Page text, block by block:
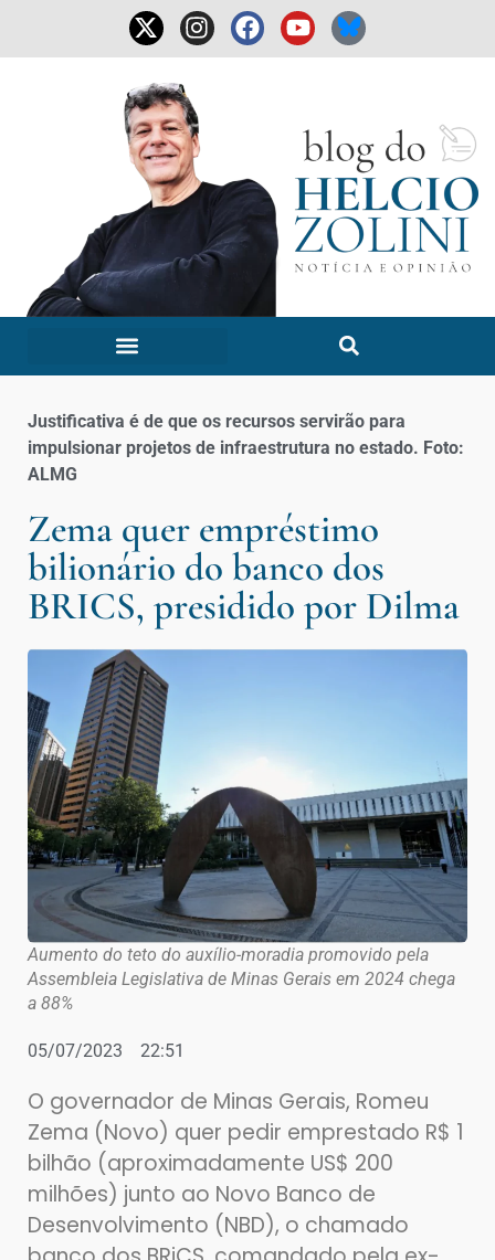
Justificativa é de que os recursos servirão para
impulsionar projetos de infraestrutura no estado. Foto:
ALMG
Zema quer empréstimo
bilionário do banco dos
BRICS, presidido por Dilma
Aumento do teto do auxílio-moradia promovido pela
Assembleia Legislativa de Minas Gerais em 2024 chega
a 88%
05/07/2023 22:51
O governador de Minas Gerais, Romeu
Zema (Novo) quer pedir emprestado R$ 1
bilhão (aproximadamente US$ 200
milhões) junto ao Novo Banco de
Desenvolvimento (NBD), o chamado